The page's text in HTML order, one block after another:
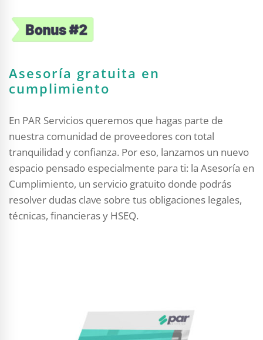
Asesoría gratuita en
cumplimiento
En PAR Servicios queremos que hagas parte de
nuestra comunidad de proveedores con total
tranquilidad y confianza. Por eso, lanzamos un nuevo
espacio pensado especialmente para ti: la Asesoría en
Cumplimiento, un servicio gratuito donde podrás
resolver dudas clave sobre tus obligaciones legales,
técnicas, financieras y HSEQ.